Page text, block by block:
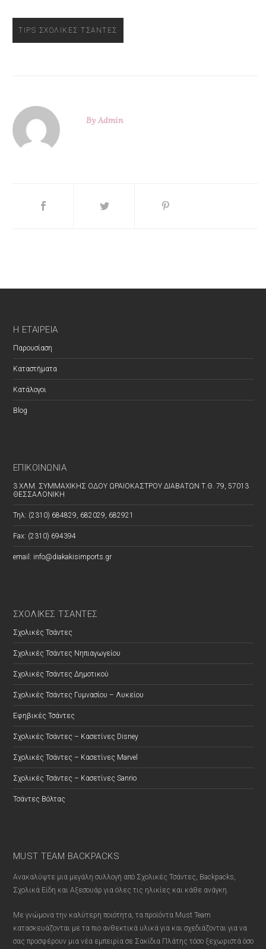
TIPS ΣΧΟΛΙΚΈΣ ΤΣΆΝΤΕΣ
By Admin
Η ΕΤΑΙΡΕΊΑ
Παρουσίαση
Καταστήματα
Κατάλογοι
Blog
ΕΠΙΚΟΙΝΩΝΊΑ
3 ΧΛΜ. ΣΥΜΜΑΧΙΚΗΣ ΟΔΟΥ ΩΡΑΙΟΚΑΣΤΡΟΥ ΔΙΑΒΑΤΩΝ Τ.Θ. 79, 57013
ΘΕΣΣΑΛΟΝΙΚΗ
Τηλ: (2310) 684829, 682029, 682921
Fax: (2310) 694394
email: info@diakakisimports.gr
ΣΧΟΛΙΚΕΣ ΤΣΑΝΤΕΣ
Σχολικές Τσάντες
Σχολικές Τσάντες Νηπιαγωγείου
Σχολικές Τσάντες Δημοτικού
Σχολικές Τσάντες Γυμνασίου – Λυκείου
Εφηβικές Τσάντες
Σχολικές Τσάντες – Κασετίνες Disney
Σχολικές Τσάντες – Κασετίνες Marvel
Σχολικές Τσάντες – Κασετίνες Sanrio
Τσάντες Βόλτας
MUST TEAM BACKPACKS
Ανακαλύψτε μια μεγάλη συλλογή από Σχολικές Τσάντες, Backpacks,
Σχολικά Είδη και Αξεσουάρ για όλες τις ηλικίες και κάθε ανάγκη.
Με γνώμονα την καλύτερη ποιότητα, τα προϊόντα Must Team
κατασκευάζονται με τα πιο ανθεκτικά υλικά για και σχεδιάζονται για να
σας προσφέρουν μια νέα εμπειρία σε Σακίδια Πλάτης τόσο ξεχωριστά όσο